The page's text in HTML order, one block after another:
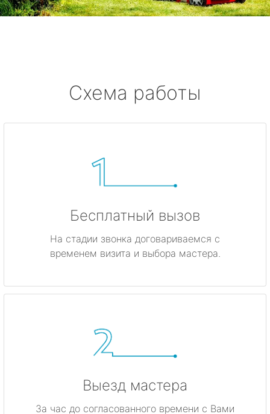
Схема работы
Бесплатный вызов
На стадии звонка договариваемся с
временем визита и выбора мастера.
Выезд мастера
За час до согласованного времени с Вами